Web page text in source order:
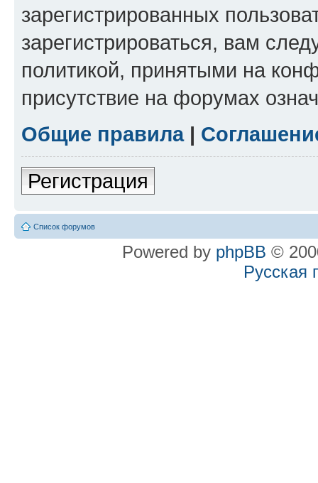
зарегистрированных
зарегистрироваться, вам
политикой, принятыми на
присутствие на форумах
Общие правила|
Регистрация
Список форумов
Powered by phpBB ©
Русская